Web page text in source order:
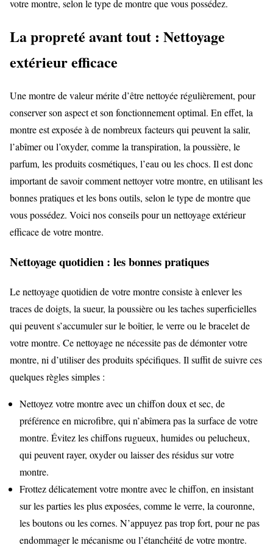
votre montre, selon le type de montre que vous possédez.
La propreté avant tout : Nettoyage
extérieur efficace
Une montre de valeur mérite d’être nettoyée régulièrement, pour
conserver son aspect et son fonctionnement optimal. En effet, la
montre est exposée à de nombreux facteurs qui peuvent la salir,
l’abîmer ou l’oxyder, comme la transpiration, la poussière, le
parfum, les produits cosmétiques, l’eau ou les chocs. Il est donc
important de savoir comment nettoyer votre montre, en utilisant les
bonnes pratiques et les bons outils, selon le type de montre que
vous possédez. Voici nos conseils pour un nettoyage extérieur
efficace de votre montre.
Nettoyage quotidien : les bonnes pratiques
Le nettoyage quotidien de votre montre consiste à enlever les
traces de doigts, la sueur, la poussière ou les taches superficielles
qui peuvent s’accumuler sur le boîtier, le verre ou le bracelet de
votre montre. Ce nettoyage ne nécessite pas de démonter votre
montre, ni d’utiliser des produits spécifiques. Il suffit de suivre ces
quelques règles simples :
Nettoyez votre montre avec un chiffon doux et sec, de
préférence en microfibre, qui n’abîmera pas la surface de votre
montre. Évitez les chiffons rugueux, humides ou pelucheux,
qui peuvent rayer, oxyder ou laisser des résidus sur votre
montre.
Frottez délicatement votre montre avec le chiffon, en insistant
sur les parties les plus exposées, comme le verre, la couronne,
les boutons ou les cornes. N’appuyez pas trop fort, pour ne pas
endommager le mécanisme ou l’étanchéité de votre montre.